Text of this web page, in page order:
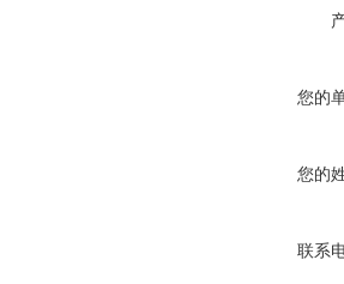
您的
您的
联系